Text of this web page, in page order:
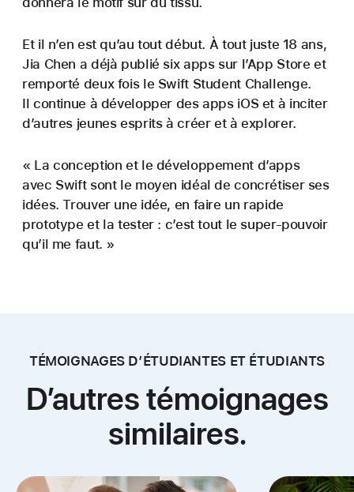
Et il n’en est qu’au tout début. À tout juste 18 ans,
Jia Chen a déjà publié six apps sur l’App Store et
remporté deux fois le Swift Student Challenge.
Il continue à développer des apps iOS et à inciter
d’autres jeunes esprits à créer et à explorer.
« La conception et le développement d’apps
avec Swift sont le moyen idéal de concrétiser ses
idées. Trouver une idée, en faire un rapide
prototype et la tester : c’est tout le super-pouvoir
qu’il me faut. »
TÉMOIGNAGES D’ÉTUDIANTES ET ÉTUDIANTS
D’autres témoignages
similaires.